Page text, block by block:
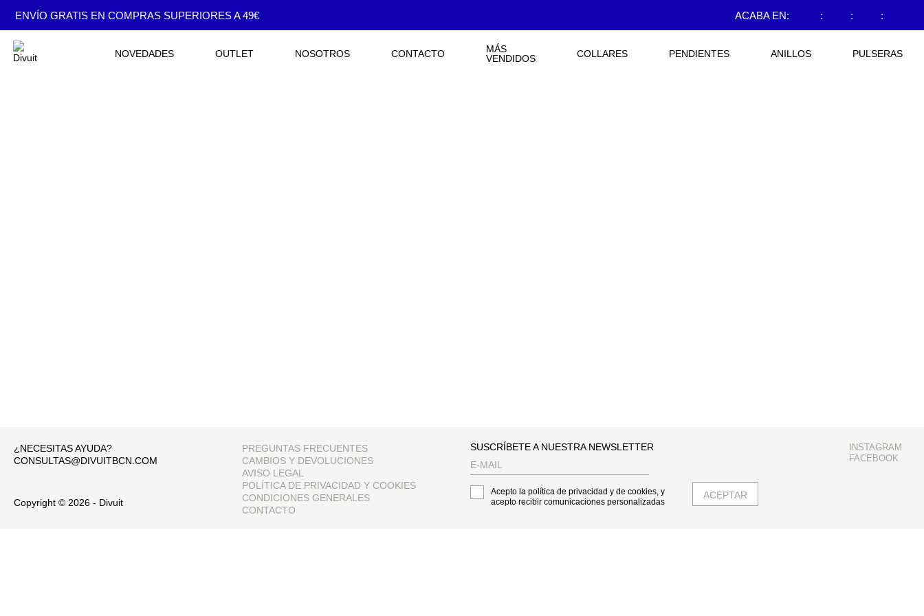
ENVÍO GRATIS EN COMPRAS SUPERIORES A 49€ ACABA EN: : : :
NOVEDADES OUTLET NOSOTROS CONTACTO
MÁS
VENDIDOS
COLLARES PENDIENTES ANILLOS PULSERAS
¿NECESITAS AYUDA?
CONSULTAS@DIVUITBCN.COM
Copyright © 2026 - Divuit
PREGUNTAS FRECUENTES
CAMBIOS Y DEVOLUCIONES
AVISO LEGAL
POLÍTICA DE PRIVACIDAD Y COOKIES
CONDICIONES GENERALES
CONTACTO
SUSCRÍBETE A NUESTRA NEWSLETTER
Acepto la política de privacidad y de cookies, y
acepto recibir comunicaciones personalizadas
INSTAGRAM
FACEBOOK